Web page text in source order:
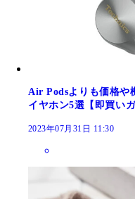
Air Podsよりも価格
イヤホン5選【即買い
2023年07月31日 11:30